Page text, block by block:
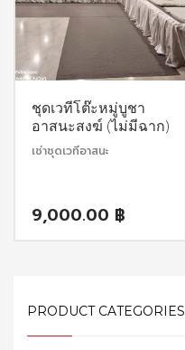
ชุดเวทีโต๊ะหมู่บูชา
อาสนะสงฆ์ (ไม่มีฉาก)
เช่าชุดเวทีอาสนะ
9,000.00 ฿
PRODUCT CATEGORIES